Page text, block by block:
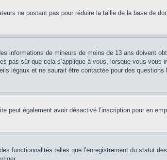
ne postant pas pour réduire la taille de la base de
informations de mineurs de moins de 13 ans doivent
pas sûr que cela s’applique à vous, lorsque vous vous
légaux et ne saurait être contactée pour des
peut également avoir désactivé l’inscription pour en
fonctionnalités telles que l’enregistrement du statut